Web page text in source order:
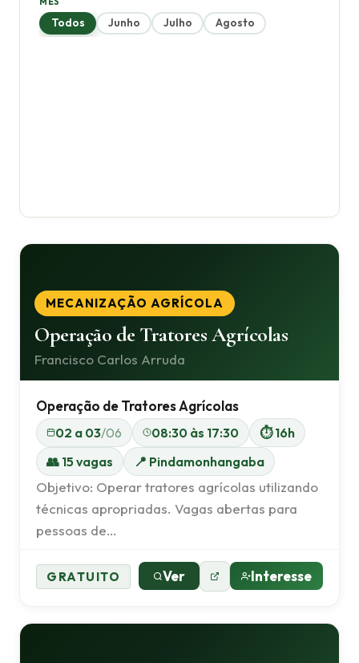
Todos Junho Julho Agosto
MECANIZAÇÃO AGRÍCOLA
Operação de Tratores Agrícolas
Francisco Carlos Arruda
Operação de Tratores Agrícolas
02 a 03/06 08:30 às 17:30
⏱ 16h
👥 15 vagas
📍 Pindamonhangaba
Objetivo: Operar tratores agrícolas utilizando
técnicas apropriadas. Vagas abertas para
pessoas de…
GRATUITO Ver Interesse